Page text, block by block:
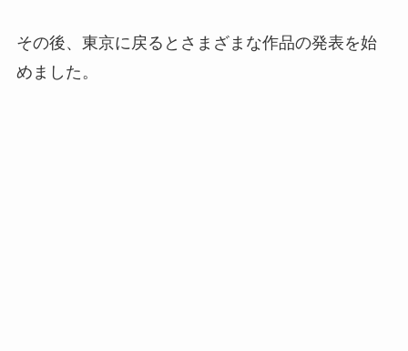
その後、東京に戻るとさまざまな作品の発表を始
めました。